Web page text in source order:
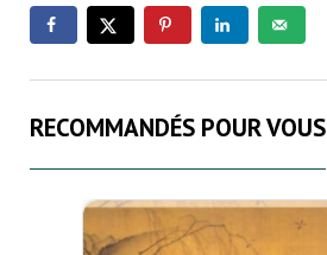
RECOMMANDÉS POUR VOUS